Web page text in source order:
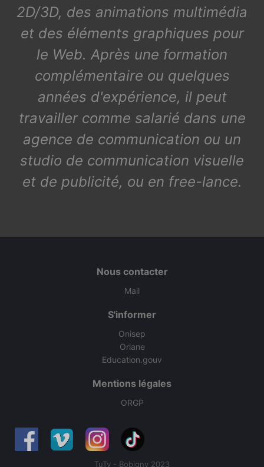
2D/3D, des animations multimédia
et des éléments graphiques pour
le Web. Après une formation
complémentaire ou quelques
années d'expérience, il peut
travailler comme salarié dans une
agence de communication ou un
studio de communication visuelle
et de publicité, ou en free-lance.
Nous contacter
Mail
S'informer
Onisep
Oriane
Education.gouv
Mentions légales
ORGP
TuTv - Bobigny 2023